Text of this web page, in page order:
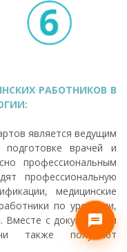
РАБОТНИКОВ В
является ведущим
подготовке врачей и
профессиональным
профессиональную
медицинские
по урологии,
Вместе с документами
также получают